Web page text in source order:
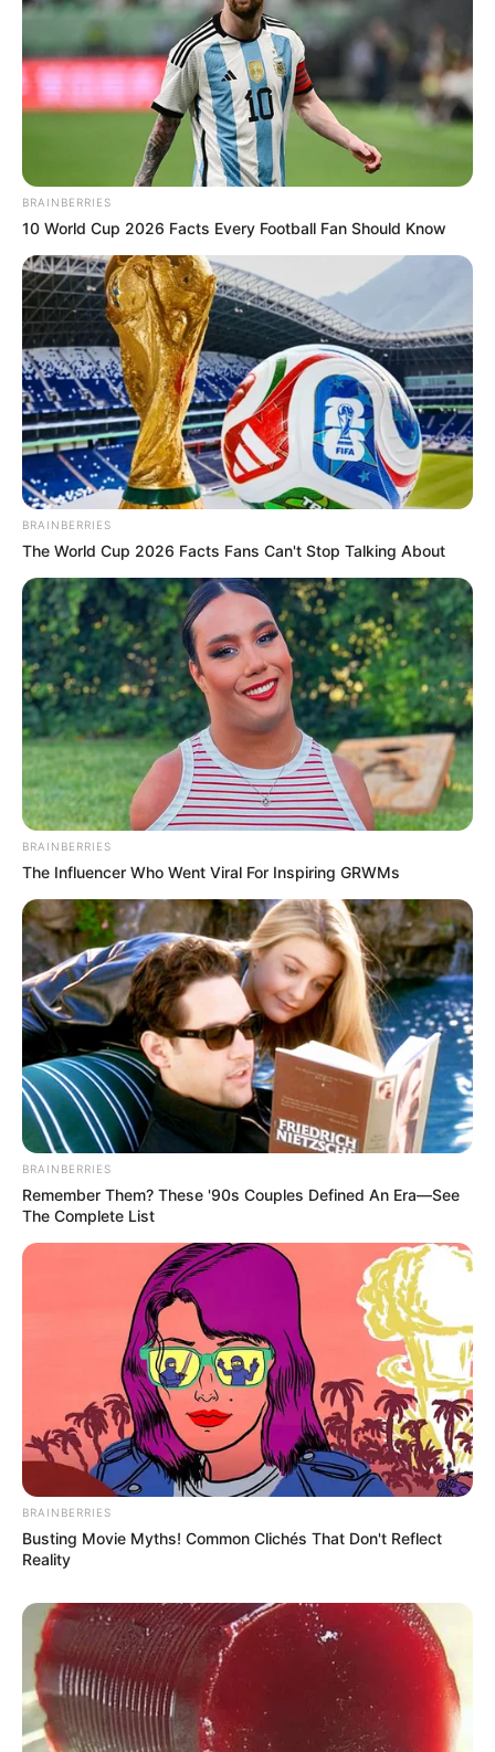
BRAINBERRIES
10 World Cup 2026 Facts Every Football Fan Should Know
BRAINBERRIES
The World Cup 2026 Facts Fans Can't Stop Talking About
BRAINBERRIES
The Influencer Who Went Viral For Inspiring GRWMs
BRAINBERRIES
Remember Them? These '90s Couples Defined An Era—See
The Complete List
BRAINBERRIES
Busting Movie Myths! Common Clichés That Don't Reflect
Reality